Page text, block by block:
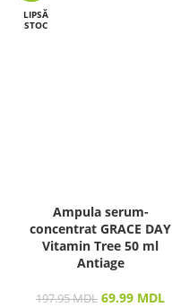
LIPSĂ
STOC
Ampula serum-
concentrat GRACE DAY
Vitamin Tree 50 ml
Antiage
197.95MDL 69.99 MDL